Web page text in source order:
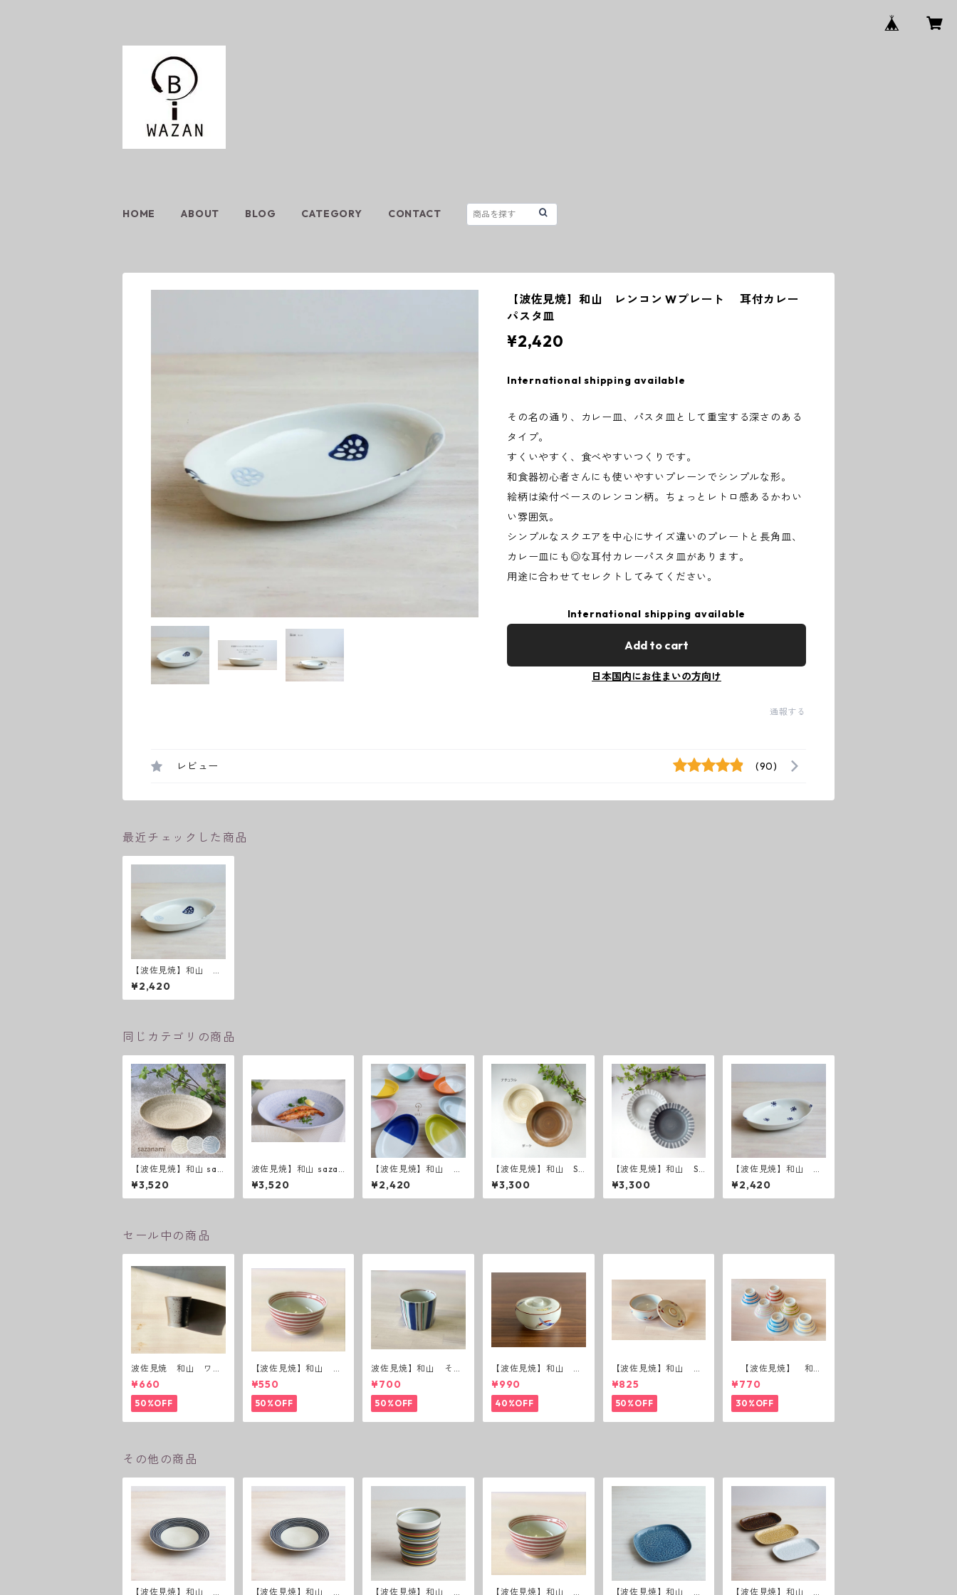
HOME ABOUT BLOG CATEGORY CONTACT
【波佐見焼】和山 レンコン Wプレート 耳付カレー
パスタ皿
¥2,420
International shipping available
その名の通り、カレー皿、パスタ皿として重宝する深さのある
タイプ。
すくいやすく、食べやすいつくりです。
和食器初心者さんにも使いやすいプレーンでシンプルな形。
絵柄は染付ベースのレンコン柄。ちょっとレトロ感あるかわい
い雰囲気。
シンプルなスクエアを中心にサイズ違いのプレートと長角皿、
カレー皿にも◎な耳付カレーパスタ皿があります。
用途に合わせてセレクトしてみてください。
International shipping available
Add to cart
日本国内にお住まいの方向け
通報する
レビュー (90)
最近チェックした商品
【波佐見焼】和山 レ
ンコン Wプレート
耳付カレーパスタ皿
¥2,420
同じカテゴリの商品
【波佐見焼】和山 saz
anami 新色 ７寸皿
¥3,520
波佐見焼】和山 sazan
ami ７寸皿
¥3,520
【波佐見焼】和山 カ
レー皿 半カラー
¥2,420
【波佐見焼】和山 Sh
abby chic style カレ
ー皿
¥3,300
【波佐見焼】和山 Sh
abby chic style カレ
ー皿 ( ダークグレー
／ ライトグレー ）
¥3,300
【波佐見焼】和山 リ
ーフ Wプレート 耳
付カレーパスタ皿
¥2,420
セール中の商品
波佐見焼 和山 ワビ
カップ 黒錆 3種(アウ
トレット）
¥660
50%OFF
【波佐見焼】和山 ボ
ーダー茶碗 赤
¥550
50%OFF
波佐見焼】和山 そば
猪口（十草）
¥700
50%OFF
【波佐見焼】和山 蓋
付丸鉢(唐辛子)
¥990
40%OFF
【波佐見焼】和山 蓋
付丸鉢(花絵)
¥825
50%OFF
【波佐見焼】 和
山 広東碗 二色ボー
ダー 全6パターン
¥770
30%OFF
その他の商品
【波佐見焼】和山 ボ
【波佐見焼】和山 ボ
【波佐見焼】和山 ワ
【波佐見焼】和山 ボ
【波佐見焼】和山 レ
【波佐見焼】和山 レ